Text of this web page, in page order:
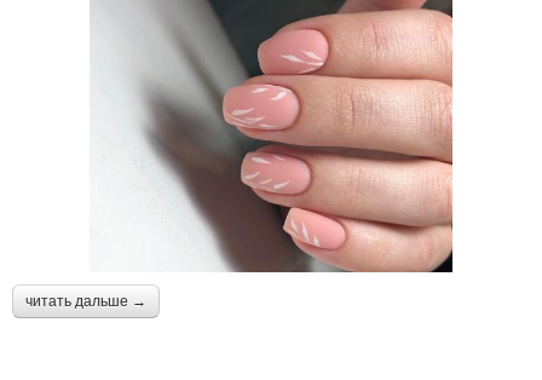
читать дальше →